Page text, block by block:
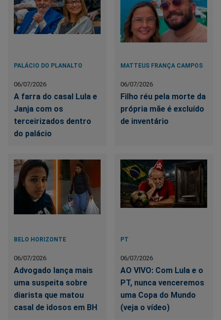
PALÁCIO DO PLANALTO
06/07/2026
A farra do casal Lula e
Janja com os
terceirizados dentro
do palácio
MATTEUS FRANÇA CAMPOS
06/07/2026
Filho réu pela morte da
própria mãe é excluído
de inventário
BELO HORIZONTE
06/07/2026
Advogado lança mais
uma suspeita sobre
diarista que matou
casal de idosos em BH
PT
06/07/2026
AO VIVO: Com Lula e o
PT, nunca venceremos
uma Copa do Mundo
(veja o vídeo)